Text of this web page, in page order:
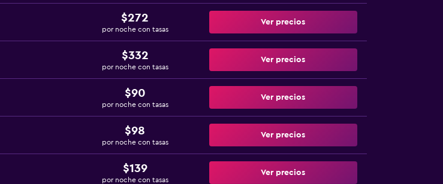
$272
por noche con tasas
Ver precios
$332
por noche con tasas
Ver precios
$90
por noche con tasas
Ver precios
$98
por noche con tasas
Ver precios
$139
por noche con tasas
Ver precios